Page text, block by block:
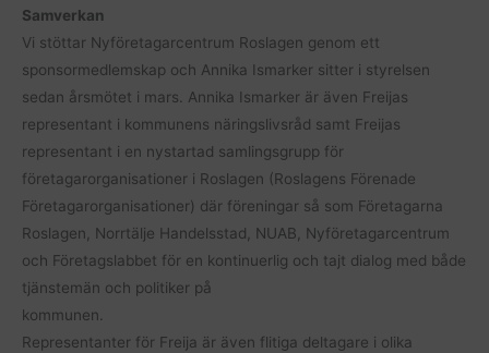
Samverkan
Vi stöttar Nyföretagarcentrum Roslagen genom ett
sponsormedlemskap och Annika Ismarker sitter i styrelsen
sedan årsmötet i mars. Annika Ismarker är även Freijas
representant i kommunens näringslivsråd samt Freijas
representant i en nystartad samlingsgrupp för
företagarorganisationer i Roslagen (Roslagens Förenade
Företagarorganisationer) där föreningar så som Företagarna
Roslagen, Norrtälje Handelsstad, NUAB, Nyföretagarcentrum
och Företagslabbet för en kontinuerlig och tajt dialog med både
tjänstemän och politiker på
kommunen.
Representanter för Freija är även flitiga deltagare i olika